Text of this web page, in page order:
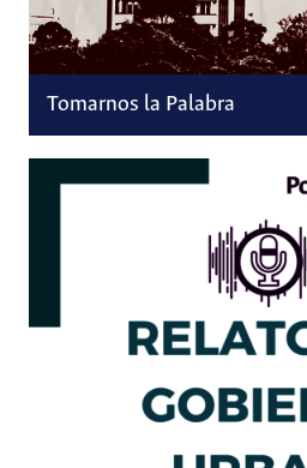
Tomarnos la Palabra